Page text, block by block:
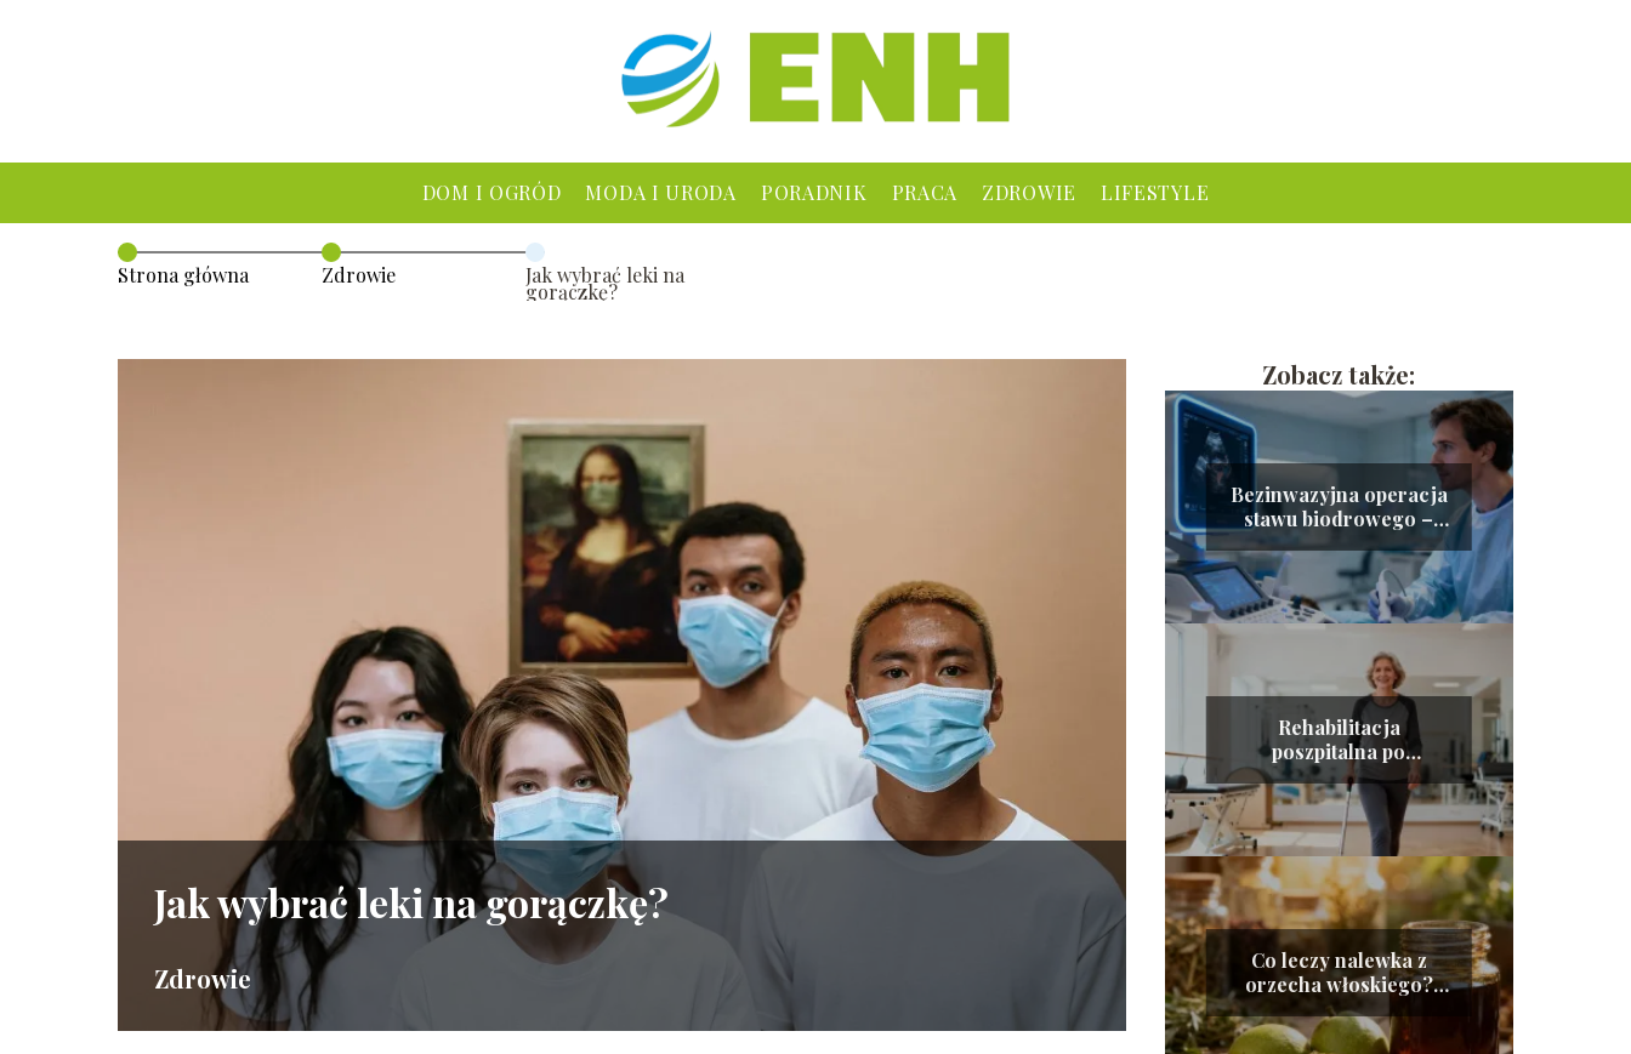
DOM I OGRÓD MODA I URODA PORADNIK PRACA ZDROWIE LIFESTYLE
Strona główna Zdrowie Jak wybrać leki na
gorączkę?
Jak wybrać leki na gorączkę?
Zdrowie
Zobacz także:
Bezinwazyjna operacja
stawu biodrowego –
cena i przebieg zabiegu
Rehabilitacja
poszpitalna po
endoprotezie biodra na
NFZ – poradnik
Co leczy nalewka z
orzecha włoskiego?
Właściwości i
zastosowanie